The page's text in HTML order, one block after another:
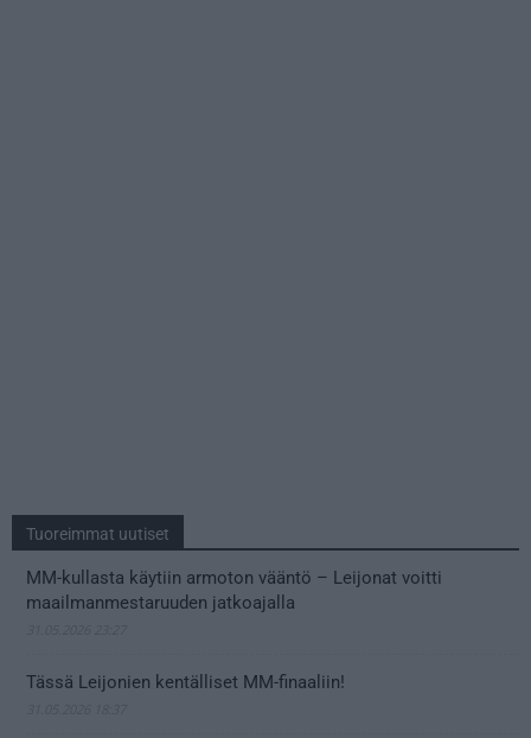
Tuoreimmat uutiset
MM-kullasta käytiin armoton vääntö – Leijonat voitti
maailmanmestaruuden jatkoajalla
Tässä Leijonien kentälliset MM-finaaliin!